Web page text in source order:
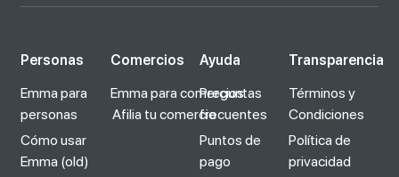
Personas
Emma para
personas
Cómo usar
Emma (old)
Comercios
Emma para comercios
Afilia tu comercio
Ayuda
Preguntas
frecuentes
Puntos de
pago
Transparencia
Términos y
Condiciones
Política de
privacidad